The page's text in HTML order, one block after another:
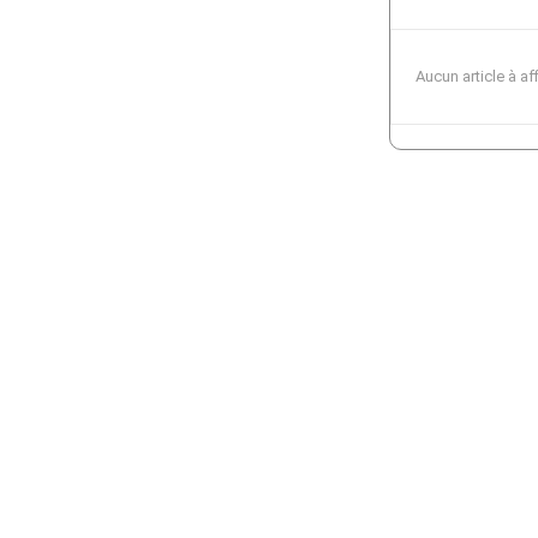
Aucun article à